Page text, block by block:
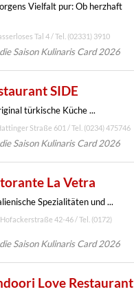
Vielfalt pur: Ob herzhaft
Tal 4 / Tel. (02331) 3910
Saison Kulinaris Card 2026
SIDE
türkische Küche ...
Straße 601 / Tel. (0234) 475746
Saison Kulinaris Card 2026
La Vetra
Spezialitäten und ...
Hofackerstraße 42-46 / Tel. (0172)
Saison Kulinaris Card 2026
Love Restaurant